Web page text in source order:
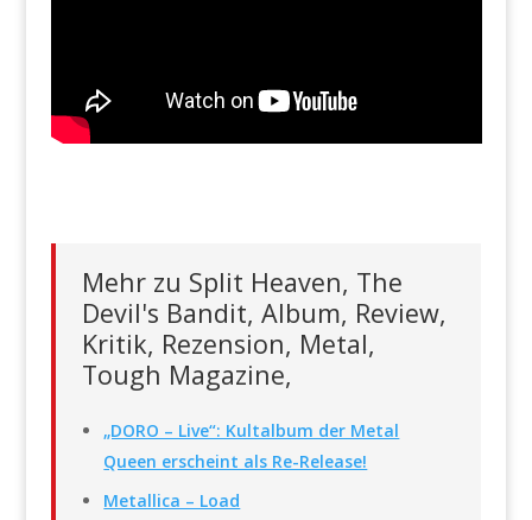
Mehr zu Split Heaven, The
Devil's Bandit, Album, Review,
Kritik, Rezension, Metal,
Tough Magazine,
„DORO – Live“: Kultalbum der Metal
Queen erscheint als Re-Release!
Metallica – Load